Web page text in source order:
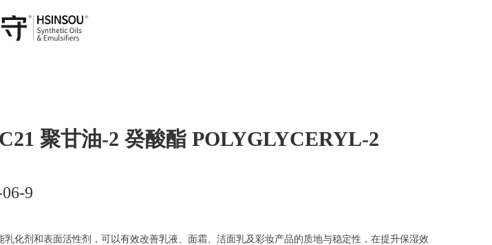
聚甘油-2 癸酸酯 POLYGLYCERYL-2
9
乳化剂和表面活性剂，可以有效改善乳液、面霜、洁面乳及彩妆产品的质地与稳定性，在提升保湿效